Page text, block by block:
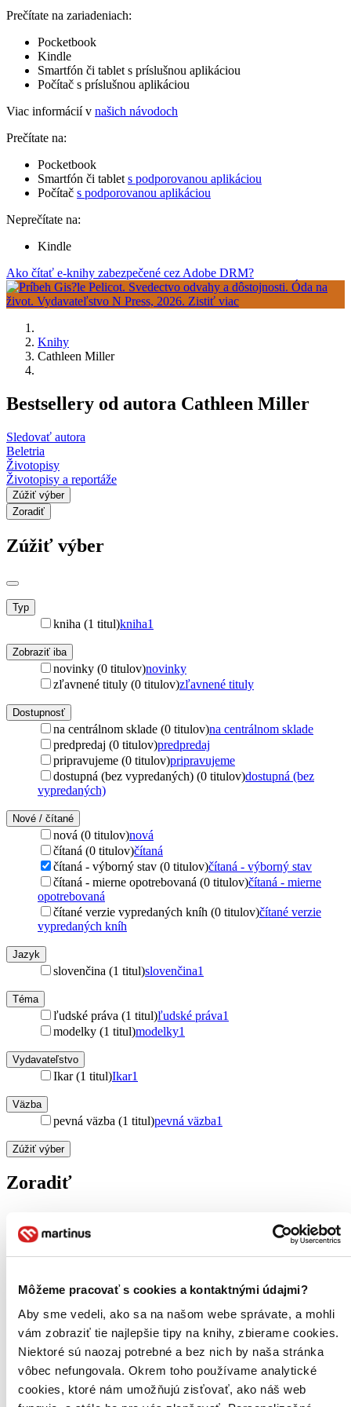
Môžeme pracovať s cookies a kontaktnými údajmi?
Aby sme vedeli, ako sa na našom webe správate, a mohli
vám zobraziť tie najlepšie tipy na knihy, zbierame cookies.
Niektoré sú naozaj potrebné a bez nich by naša stránka
vôbec nefungovala. Okrem toho používame analytické
cookies, ktoré nám umožňujú zisťovať, ako náš web
Prečítate na zariadeniach:
Pocketbook
Kindle
Smartfón či tablet s príslušnou aplikáciou
Počítač s príslušnou aplikáciou
Viac informácií v našich návodoch
Prečítate na:
Pocketbook
Smartfón či tablet s podporovanou aplikáciou
Počítač s podporovanou aplikáciou
Neprečítate na:
Kindle
Ako čítať e-knihy zabezpečené cez Adobe DRM?
Knihy
Cathleen Miller
Bestsellery od autora Cathleen Miller
Sledovať autora
Beletria
Životopisy
Životopisy a reportáže
Zúžiť výber
Zoradiť
Zúžiť výber
Typ
kniha (1 titul)kniha1
Zobraziť iba
novinky (0 titulov)novinky
zľavnené tituly (0 titulov)zľavnené tituly
Dostupnosť
na centrálnom sklade (0 titulov)na centrálnom sklade
predpredaj (0 titulov)predpredaj
pripravujeme (0 titulov)pripravujeme
dostupná (bez vypredaných) (0 titulov)dostupná (bez
vypredaných)
Nové / čítané
nová (0 titulov)nová
čítaná (0 titulov)čítaná
čítaná - výborný stav (0 titulov)čítaná - výborný stav
čítaná - mierne opotrebovaná (0 titulov)čítaná - mierne
opotrebovaná
čítané verzie vypredaných kníh (0 titulov)čítané verzie
vypredaných kníh
Jazyk
slovenčina (1 titul)slovenčina1
Téma
ľudské práva (1 titul)ľudské práva1
modelky (1 titul)modelky1
Vydavateľstvo
Ikar (1 titul)Ikar1
Väzba
pevná väzba (1 titul)pevná väzba1
Zúžiť výber
Zoradiť
Bestsellery
Novinky
Najdrahšie
Najlacnejšie
Najvyššia zľava
Použité filtre
Zrušiť filtre
čítané - výborný stav